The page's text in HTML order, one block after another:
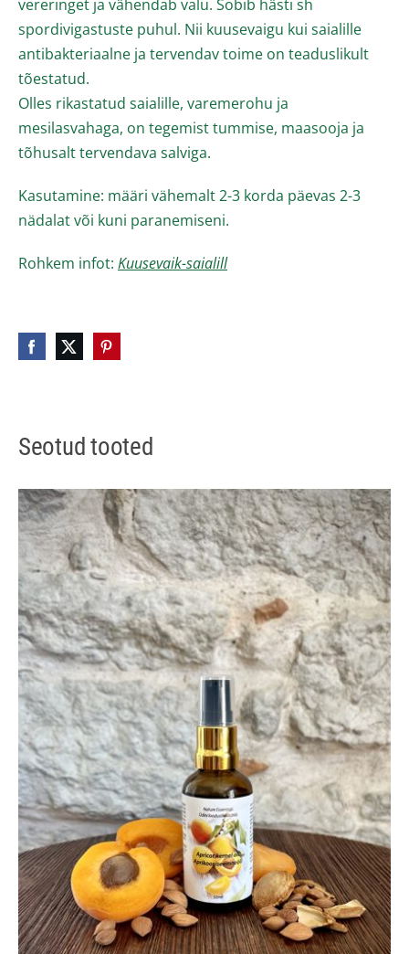
vereringet ja vähendab valu. Sobib hästi sh
spordivigastuste puhul. Nii kuusevaigu kui saialille
antibakteriaalne ja tervendav toime on teaduslikult
tõestatud.
Olles rikastatud saialille, varemerohu ja
mesilasvahaga, on tegemist tummise, maasooja ja
tõhusalt tervendava salviga.
Kasutamine: määri vähemalt 2-3 korda päevas 2-3
nädalat või kuni paranemiseni.
Rohkem infot: Kuusevaik-saialill
Seotud tooted